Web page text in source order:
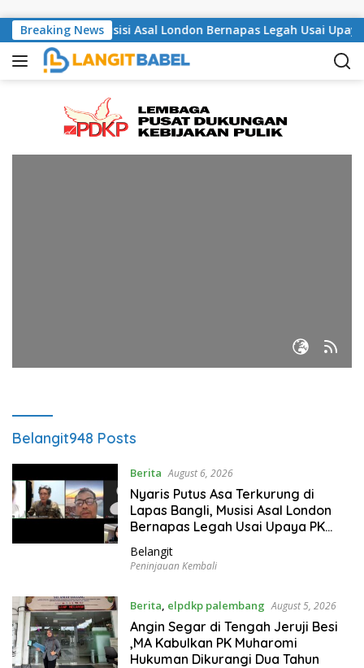
Breaking News
Bangli, Musisi Asal London Bernapas Legah Usai Upaya
Belangit948 Posts
Berita August 6, 2026
Nyaris Putus Asa Terkurung di
Lapas Bangli, Musisi Asal London
Bernapas Legah Usai Upaya PK
Belangit
Peninjauan Kembali
Berita, elpdkp palembang August 5, 2026
Angin Segar di Tengah Jeruji Besi
,MA Kabulkan PK Muharomi
Hukuman Dikurangi Dua Tahun